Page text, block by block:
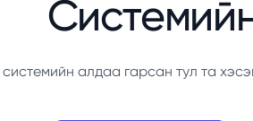
алдаа гарсан тул та